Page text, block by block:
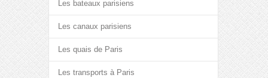
Les bateaux parisiens
Les canaux parisiens
Les quais de Paris
Les transports à Paris